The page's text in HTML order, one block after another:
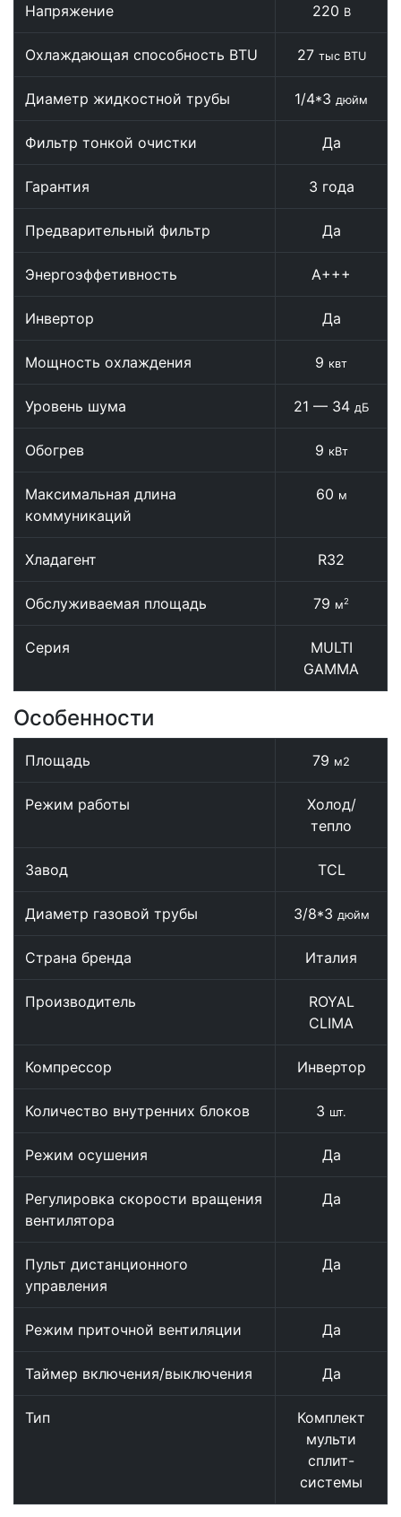
Напряжение 220 В
Охлаждающая способность BTU 27 тыс BTU
Диаметр жидкостной трубы 1/4*3 дюйм
Фильтр тонкой очистки Да
Гарантия 3 года
Предварительный фильтр Да
Энергоэффетивность А+++
Инвертор Да
Мощность охлаждения 9 квт
Уровень шума 21 — 34 дБ
Обогрев 9 кВт
Максимальная длина
коммуникаций
60 м
Хладагент R32
Обслуживаемая площадь 79 м2
Серия
MULTI
GAMMA
Особенности
Площадь 79 м2
Режим работы
Холод/
тепло
Завод TCL
Диаметр газовой трубы 3/8*3 дюйм
Страна бренда Италия
Производитель
ROYAL
CLIMA
Компрессор Инвертор
Количество внутренних блоков 3 шт.
Режим осушения Да
Регулировка скорости вращения
вентилятора
Да
Пульт дистанционного
управления
Да
Режим приточной вентиляции Да
Таймер включения/выключения Да
Тип
Комплект
мульти
сплит-
системы